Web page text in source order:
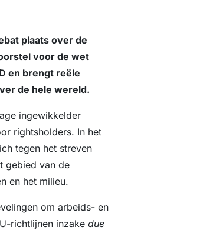
plaats over de
voor de wet
en brengt reële
de hele wereld.
ingewikkelder
rightsholders. In het
tegen het streven
gebied van de
en het milieu.
om arbeids- en
richtlijnen inzake due